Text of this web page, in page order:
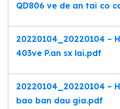
QD806 ve de an tai co
20220104_20220104 –
403ve P.an sx lai.pdf
20220104_20220104 –
bao ban dau gia.pdf